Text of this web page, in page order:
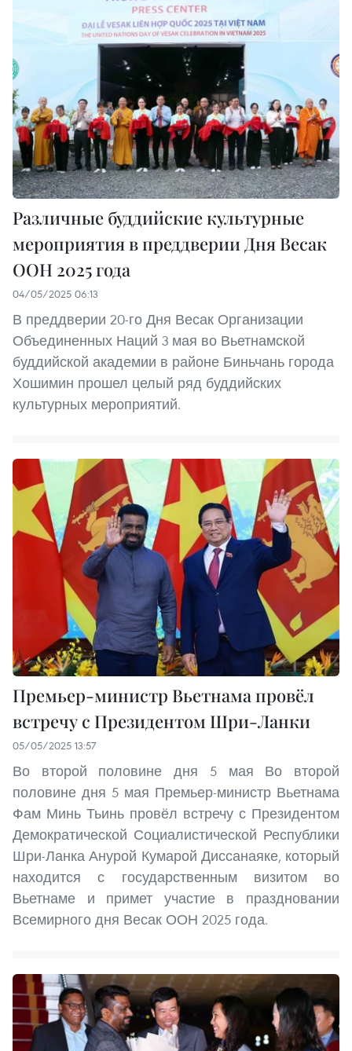
Различные буддийские культурные
мероприятия в преддверии Дня Весак
ООН 2025 года
04/05/2025 06:13
В преддверии 20-го Дня Весак Организации
Объединенных Наций 3 мая во Вьетнамской
буддийской академии в районе Биньчань города
Хошимин прошел целый ряд буддийских
культурных мероприятий.
Премьер-министр Вьетнама провёл
встречу с Президентом Шри-Ланки
05/05/2025 13:57
Во второй половине дня 5 мая Во второй
половине дня 5 мая Премьер-министр Вьетнама
Фам Минь Тьинь провёл встречу с Президентом
Демократической Социалистической Республики
Шри-Ланка Анурой Кумарой Диссанаяке, который
находится с государственным визитом во
Вьетнаме и примет участие в праздновании
Всемирного дня Весак ООН 2025 года.